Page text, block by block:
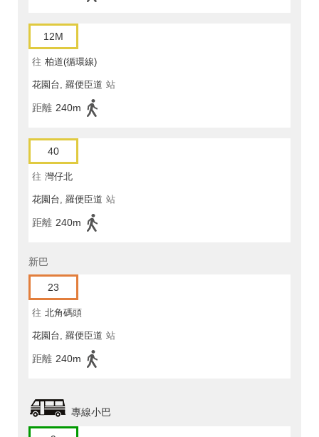
12M
往 柏道(循環線)
花園台, 羅便臣道 站
距離 240m
40
往 灣仔北
花園台, 羅便臣道 站
距離 240m
新巴
23
往 北角碼頭
花園台, 羅便臣道 站
距離 240m
專線小巴